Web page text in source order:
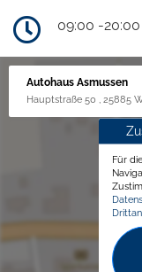
09:00 -
Autohaus Asmussen
Hauptstraße 50 , 25885
Für